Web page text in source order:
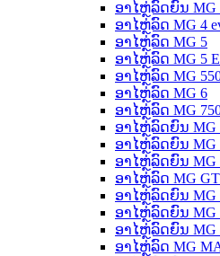
ອາໄຫຼ່ລົດຍົນ MG
ອາໄຫຼ່ລົດ MG 4
ອາໄຫຼ່ລົດ MG 5
ອາໄຫຼ່ລົດ MG 5
ອາໄຫຼ່ລົດ MG
ອາໄຫຼ່ລົດ MG 6
ອາໄຫຼ່ລົດ MG
ອາໄຫຼ່ລົດຍົນ MG
ອາໄຫຼ່ລົດຍົນ MG
ອາໄຫຼ່ລົດຍົນ
ອາໄຫຼ່ລົດ MG
ອາໄຫຼ່ລົດຍົນ MG
ອາໄຫຼ່ລົດຍົນ MG
ອາໄຫຼ່ລົດຍົນ MG
ອາໄຫຼ່ລົດ MG